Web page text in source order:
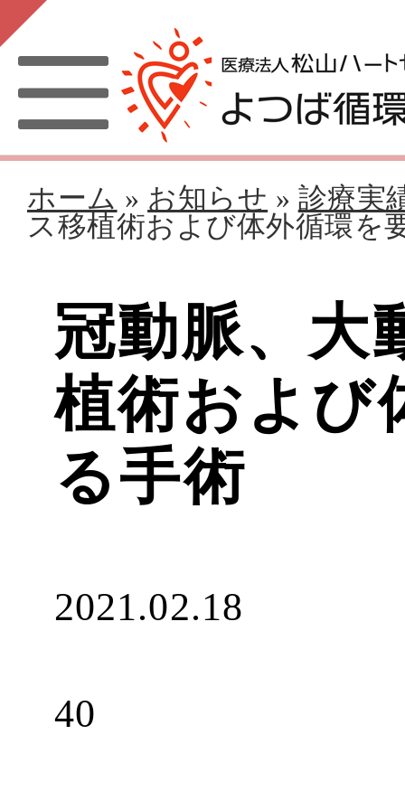
ホーム » お知らせ » 診療実
ス移植術および体外循環を
冠動脈、大
植術および
る手術
2021.02.18
40